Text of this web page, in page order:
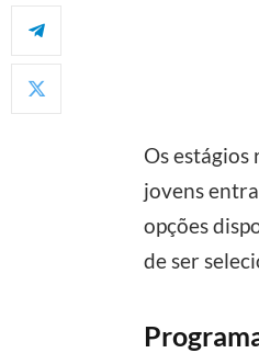
Os
jovens
opções
de ser